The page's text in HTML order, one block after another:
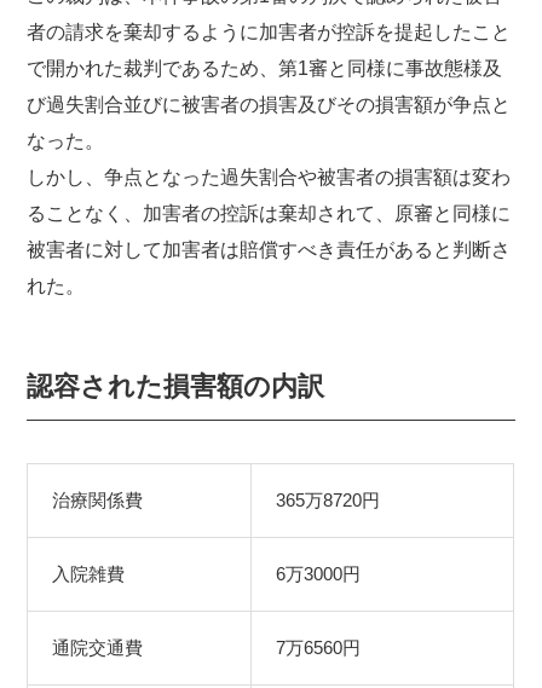
者の請求を棄却するように加害者が控訴を提起したこと
で開かれた裁判であるため、第1審と同様に事故態様及
び過失割合並びに被害者の損害及びその損害額が争点と
なった。
しかし、争点となった過失割合や被害者の損害額は変わ
ることなく、加害者の控訴は棄却されて、原審と同様に
被害者に対して加害者は賠償すべき責任があると判断さ
れた。
認容された損害額の内訳
治療関係費 365万8720円
入院雑費 6万3000円
通院交通費 7万6560円